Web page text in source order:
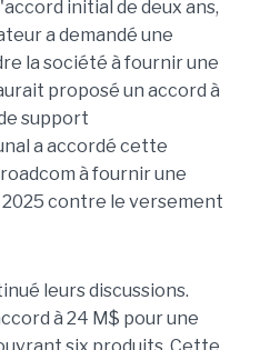
initial de deux ans,
a demandé une
la société à fournir une
proposé un accord à
support
a accordé cette
à fournir une
2025 contre le versement
leurs discussions.
à 24 M$ pour une